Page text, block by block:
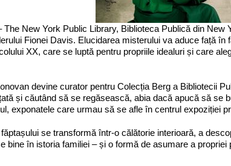
The New York Public Library, Biblioteca Publică din
Fionei Davis. Elucidarea misterului va aduce față în
XX, care se luptă pentru propriile idealuri și care
devine curator pentru Colecția Berg a Bibliotecii
și căutând să se regăsească, abia dacă apucă să se
exponatele care urmau să se afle în centrul expoziției
se transformă într-o călătorie interioară, a
bine în istoria familiei – și o formă de asumare a